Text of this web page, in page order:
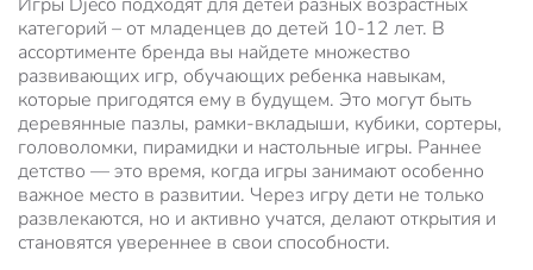
категорий – от младенцев до детей 10-12 лет. В
ассортименте бренда вы найдете множество
развивающих игр, обучающих ребенка навыкам,
которые пригодятся ему в будущем. Это могут быть
деревянные пазлы, рамки-вкладыши, кубики, сортеры,
головоломки, пирамидки и настольные игры. Раннее
детство — это время, когда игры занимают особенно
важное место в развитии. Через игру дети не только
развлекаются, но и активно учатся, делают открытия и
становятся увереннее в свои способности.